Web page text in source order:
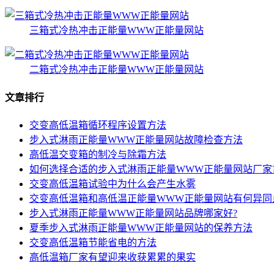
三箱式冷热冲击正能量WWW正能量网站
二箱式冷热冲击正能量WWW正能量网站
文章排行
交变高低温箱循环程序设置方法
步入式淋雨正能量WWW正能量网站故障检查方法
高低温交变箱的制冷与除霜方法
如何选择合适的步入式淋雨正能量WWW正能量网站厂家
交变高低温箱试验中为什么会产生水雾
交变高低温箱和高低温正能量WWW正能量网站有何异同
步入式淋雨正能量WWW正能量网站品牌哪家好?
夏季步入式淋雨正能量WWW正能量网站的保养方法
交变高低温箱节能省电的方法
高低温箱厂家有望迎来收获累累的果实